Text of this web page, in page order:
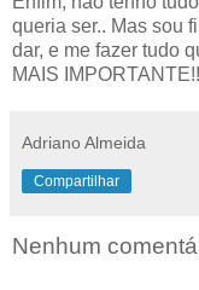
queria ser.. Mas sou
dar, e me fazer tudo
MAIS IMPORTANTE!!
Adriano Almeida
Compartilhar
Nenhum